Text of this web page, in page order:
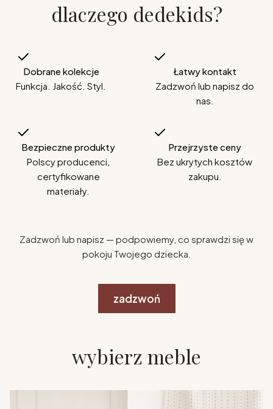
dlaczego dedekids?
Dobrane kolekcje
Funkcja. Jakość. Styl.
Łatwy kontakt
Zadzwoń lub napisz do
nas.
Bezpieczne produkty
Polscy producenci,
certyfikowane
materiały.
Przejrzyste ceny
Bez ukrytych kosztów
zakupu.
Zadzwoń lub napisz — podpowiemy, co sprawdzi się w
pokoju Twojego dziecka.
zadzwoń
wybierz meble